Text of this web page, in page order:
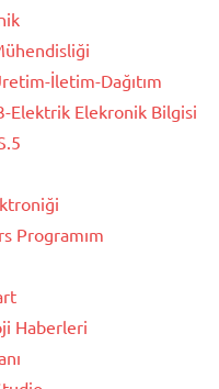
İletim-Dağıtım
Elektrik Elekronik Bilgisi
Programım
Haberleri